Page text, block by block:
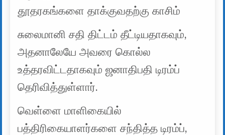
தூதரகங்களை தாக்குவதற்கு காசிம்
சுலைமானி சதி திட்டம் தீட்டியதாகவும்,
அதனாலேயே அவரை கொல்ல
உத்தரவிட்டதாகவும் ஜனாதிபதி டிரம்ப்
தெரிவித்துள்ளார்.
வெள்ளை மாளிகையில்
பத்திரிகையாளர்களை சந்தித்த டிரம்ப்,